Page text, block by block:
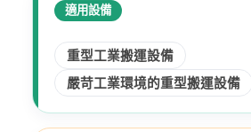
適用設備
重型工業搬運設備
嚴苛工業環境的重型搬運設備